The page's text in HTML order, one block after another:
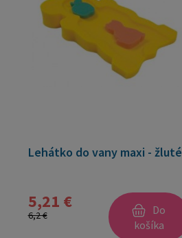
Lehátko do vany maxi - žluté
5,21 €
6,2 €
Do
košíka